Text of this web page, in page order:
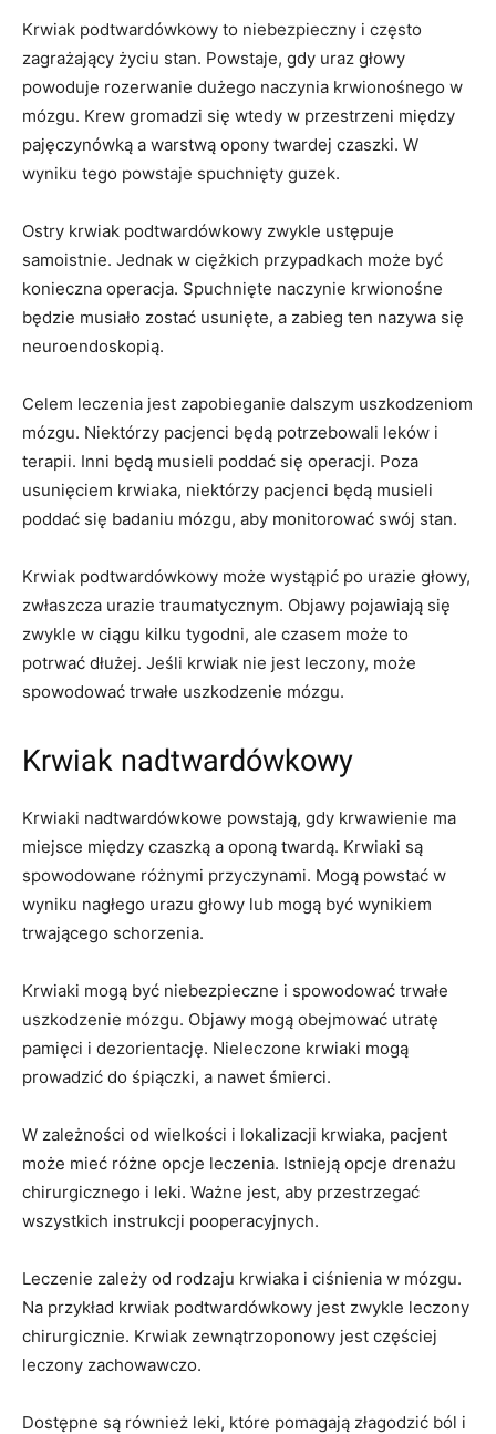
Krwiak podtwardówkowy to niebezpieczny i często
zagrażający życiu stan. Powstaje, gdy uraz głowy
powoduje rozerwanie dużego naczynia krwionośnego w
mózgu. Krew gromadzi się wtedy w przestrzeni między
pajęczynówką a warstwą opony twardej czaszki. W
wyniku tego powstaje spuchnięty guzek.
Ostry krwiak podtwardówkowy zwykle ustępuje
samoistnie. Jednak w ciężkich przypadkach może być
konieczna operacja. Spuchnięte naczynie krwionośne
będzie musiało zostać usunięte, a zabieg ten nazywa się
neuroendoskopią.
Celem leczenia jest zapobieganie dalszym uszkodzeniom
mózgu. Niektórzy pacjenci będą potrzebowali leków i
terapii. Inni będą musieli poddać się operacji. Poza
usunięciem krwiaka, niektórzy pacjenci będą musieli
poddać się badaniu mózgu, aby monitorować swój stan.
Krwiak podtwardówkowy może wystąpić po urazie głowy,
zwłaszcza urazie traumatycznym. Objawy pojawiają się
zwykle w ciągu kilku tygodni, ale czasem może to
potrwać dłużej. Jeśli krwiak nie jest leczony, może
spowodować trwałe uszkodzenie mózgu.
Krwiak nadtwardówkowy
Krwiaki nadtwardówkowe powstają, gdy krwawienie ma
miejsce między czaszką a oponą twardą. Krwiaki są
spowodowane różnymi przyczynami. Mogą powstać w
wyniku nagłego urazu głowy lub mogą być wynikiem
trwającego schorzenia.
Krwiaki mogą być niebezpieczne i spowodować trwałe
uszkodzenie mózgu. Objawy mogą obejmować utratę
pamięci i dezorientację. Nieleczone krwiaki mogą
prowadzić do śpiączki, a nawet śmierci.
W zależności od wielkości i lokalizacji krwiaka, pacjent
może mieć różne opcje leczenia. Istnieją opcje drenażu
chirurgicznego i leki. Ważne jest, aby przestrzegać
wszystkich instrukcji pooperacyjnych.
Leczenie zależy od rodzaju krwiaka i ciśnienia w mózgu.
Na przykład krwiak podtwardówkowy jest zwykle leczony
chirurgicznie. Krwiak zewnątrzoponowy jest częściej
leczony zachowawczo.
Dostępne są również leki, które pomagają złagodzić ból i